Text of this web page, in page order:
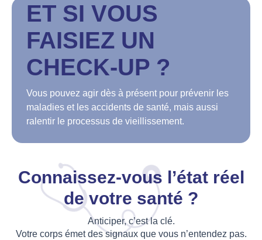
ET SI VOUS
FAISIEZ UN
CHECK-UP ?
Vous pouvez agir dès à présent pour prévenir les
maladies et les accidents de santé, mais aussi
ralentir le processus de vieillissement.
Connaissez-vous l’état réel
de votre santé ?
Anticiper, c’est la clé.
Votre corps émet des signaux que vous n’entendez pas.